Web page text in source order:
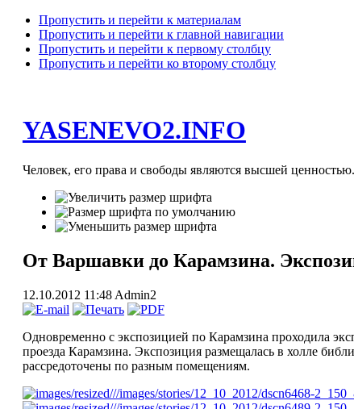
Пропустить и перейти к материалам
Пропустить и перейти к главной навигации
Пропустить и перейти к первому столбцу
Пропустить и перейти ко второму столбцу
YASENEVO2.INFO
Человек, его права и свободы являются высшей
От Варшавки до Карамзина.
12.10.2012 11:48 Admin2
Одновременно с экспозицией по Карамзина проходила
проезда Карамзина. Экспозиция размещалась в холле
рассредоточены по разным помещениям.